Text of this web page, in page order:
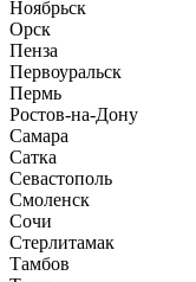
Ноябрьск
Орск
Пенза
Первоуральск
Пермь
Ростов-на-Дону
Самара
Сатка
Севастополь
Смоленск
Сочи
Стерлитамак
Тамбов